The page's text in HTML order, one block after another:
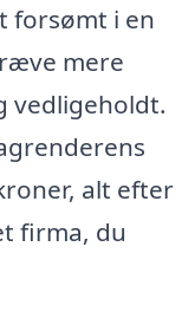
forsømt i en
mere
vedligeholdt.
alt efter
firma, du